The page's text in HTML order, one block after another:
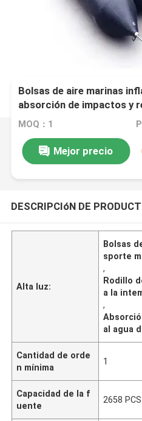
Bolsas de aire marinas
absorción de impactos y
intemperie y al agua de mar
MOQ：1
Mejor precio
DESCRIPCIóN DE
Alta luz:
Bolsas
sporte
,
Rodillo
a la
,
al agua
Cantidad de orde
n mínima
1
Capacidad de la f
uente
2658